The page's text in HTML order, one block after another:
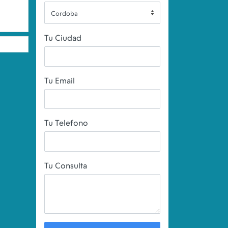
Cordoba
Tu Ciudad
Tu Email
Tu Telefono
Tu Consulta